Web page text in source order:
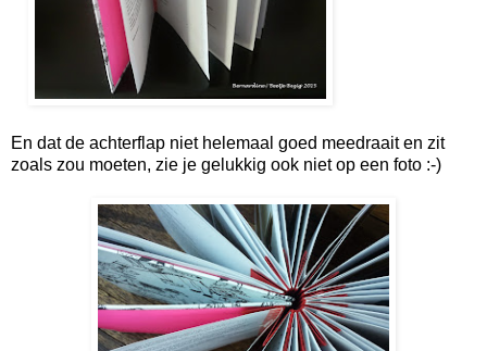
En dat de achterflap niet helemaal goed meedraait en zit
zoals zou moeten, zie je gelukkig ook niet op een foto :-)